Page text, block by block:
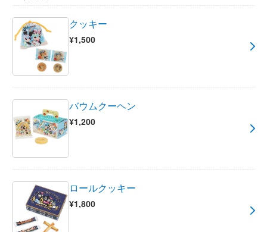
クッキー
¥1,500
バウムクーヘン
¥1,200
ロールクッキー
¥1,800